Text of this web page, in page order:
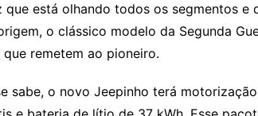
que está olhando todos os segmentos e
o clássico modelo da Segunda
que remetem ao pioneiro.
sabe, o novo Jeepinho terá